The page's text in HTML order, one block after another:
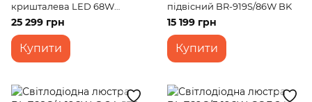
кришталева LED 68W
WW+NW+CW CH (BR-967S/3)
25 299 грн
Купити
підвісний BR-919S/86W BK
15 199 грн
Купити